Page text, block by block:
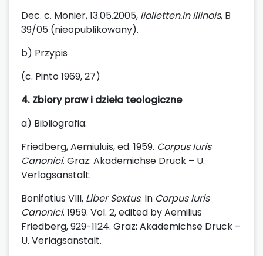
Dec. c. Monier, 13.05.2005, Iiolietten.in Illinois, B
39/05 (nieopublikowany).
b) Przypis
(c. Pinto 1969, 27)
4. Zbiory praw i dzieła teologiczne
a) Bibliografia:
Friedberg, Aemiuluis, ed. 1959. Corpus Iuris
Canonici. Graz: Akademichse Druck – U.
Verlagsanstalt.
Bonifatius VIII, Liber Sextus. In Corpus Iuris
Canonici. 1959. Vol. 2, edited by Aemilius
Friedberg, 929-1124. Graz: Akademichse Druck –
U. Verlagsanstalt.